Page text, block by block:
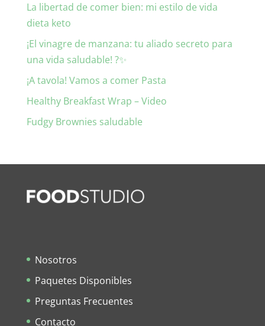
La libertad de comer bien: mi estilo de vida
dieta keto
¡El vinagre de manzana: tu aliado secreto para
una vida saludable! ?✨
¡A tavola! Vamos a comer Pasta
Healthy Breakfast Wrap – Video
Fudgy Brownies saludable
Nosotros
Paquetes Disponibles
Preguntas Frecuentes
Contacto